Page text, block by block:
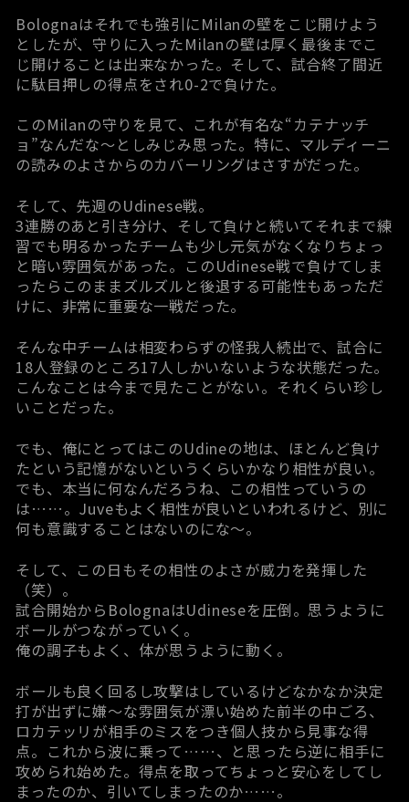
Bolognaはそれでも強引にMilanの壁をこじ開けよう
としたが、守りに入ったMilanの壁は厚く最後までこ
じ開けることは出来なかった。そして、試合終了間近
に駄目押しの得点をされ0-2で負けた。
このMilanの守りを見て、これが有名な“カテナッチ
ョ”なんだな～としみじみ思った。特に、マルディーニ
の読みのよさからのカバーリングはさすがだった。
そして、先週のUdinese戦。
3連勝のあと引き分け、そして負けと続いてそれまで練
習でも明るかったチームも少し元気がなくなりちょっ
と暗い雰囲気があった。このUdinese戦で負けてしま
ったらこのままズルズルと後退する可能性もあっただ
けに、非常に重要な一戦だった。
そんな中チームは相変わらずの怪我人続出で、試合に
18人登録のところ17人しかいないような状態だった。
こんなことは今まで見たことがない。それくらい珍し
いことだった。
でも、俺にとってはこのUdineの地は、ほとんど負け
たという記憶がないというくらいかなり相性が良い。
でも、本当に何なんだろうね、この相性っていうの
は……。Juveもよく相性が良いといわれるけど、別に
何も意識することはないのにな～。
そして、この日もその相性のよさが威力を発揮した
（笑）。
試合開始からBolognaはUdineseを圧倒。思うように
ボールがつながっていく。
俺の調子もよく、体が思うように動く。
ボールも良く回るし攻撃はしているけどなかなか決定
打が出ずに嫌～な雰囲気が漂い始めた前半の中ごろ、
ロカテッリが相手のミスをつき個人技から見事な得
点。これから波に乗って……、と思ったら逆に相手に
攻められ始めた。得点を取ってちょっと安心をしてし
まったのか、引いてしまったのか……。